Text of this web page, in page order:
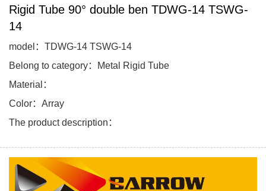
Rigid Tube 90° double ben TDWG-14 TSWG-
14
model：TDWG-14 TSWG-14
Belong to category：Metal Rigid Tube
Material：
Color：Array
The product description：